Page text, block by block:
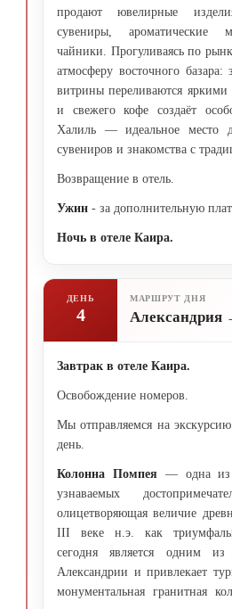
продают ювелирные
сувениры, ароматические
чайники. Прогуливаясь по
атмосферу восточного базара:
витрины переливаются яркими
и свежего кофе создаёт
Халиль — идеальное место
сувениров и знакомства с
Возвращение в отель.
Ужин - за дополнительную
Ночь в отеле Каира.
ДЕНЬ
4
МАРШРУТ ДНЯ
Александрия
Завтрак в отеле Каира.
Освобождение номеров.
Мы отправляемся на
день.
Колонна Помпея — одна из
узнаваемых
олицетворяющая величие
III веке н.э. как
сегодня является одним из
Александрии и привлекает
монументальная гранитная